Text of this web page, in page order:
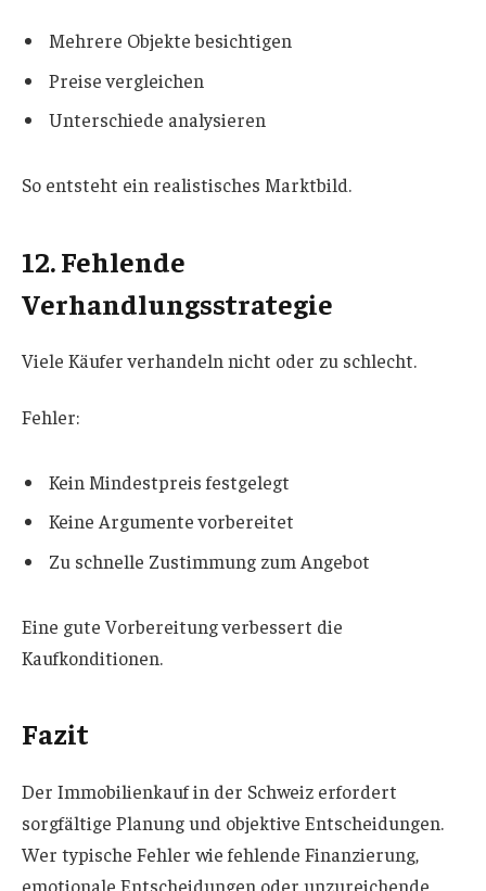
Mehrere Objekte besichtigen
Preise vergleichen
Unterschiede analysieren
So entsteht ein realistisches Marktbild.
12. Fehlende
Verhandlungsstrategie
Viele Käufer verhandeln nicht oder zu schlecht.
Fehler:
Kein Mindestpreis festgelegt
Keine Argumente vorbereitet
Zu schnelle Zustimmung zum Angebot
Eine gute Vorbereitung verbessert die
Kaufkonditionen.
Fazit
Der Immobilienkauf in der Schweiz erfordert
sorgfältige Planung und objektive Entscheidungen.
Wer typische Fehler wie fehlende Finanzierung,
emotionale Entscheidungen oder unzureichende